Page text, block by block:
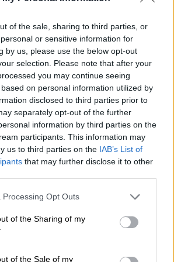
of the sale, sharing to third parties, or
or sensitive information for
by us, please use the below opt-out
selection. Please note that after your
you may continue seeing
on personal information utilized by
disclosed to third parties prior to
separately opt-out of the further
information by third parties on the
participants. This information may
us to third parties on the IAB’s List of
that may further disclose it to other
website/app uses one or more Google
or usage behaviour. You may click to
to Google and its third-party tags to
specified purposes in below Google
Processing Opt Outs
of the Sharing of my
of the Sale of my
χειρουργείωναλλά και ο
του αριθμού των
επεμβάσεων . Στην
θα πέφτει ο μέσος όρος των
θα αφαιρείται η
να πραγματοποιεί
αγκάθια
μόνο αυτά τα προβλήματα
προκύψουν.Ένας βασικός
πιθανό να προκύψει
συνδικαλιστές είναινα
κάτω από το τραπέζι
θα επιλέγουν τα